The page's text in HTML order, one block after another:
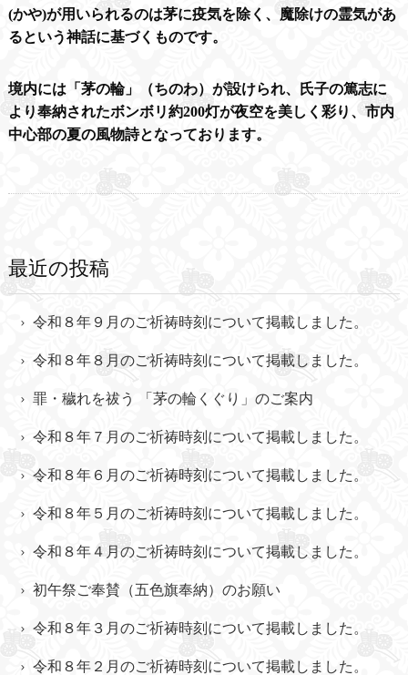
(かや)が用いられるのは茅に疫気を除く、魔除けの霊気があ
るという神話に基づくものです。
境内には「茅の輪」（ちのわ）が設けられ、氏子の篤志に
より奉納されたボンボリ約200灯が夜空を美しく彩り、市内
中心部の夏の風物詩となっております。
最近の投稿
令和８年９月のご祈祷時刻について掲載しました。
令和８年８月のご祈祷時刻について掲載しました。
罪・穢れを祓う 「茅の輪くぐり」のご案内
令和８年７月のご祈祷時刻について掲載しました。
令和８年６月のご祈祷時刻について掲載しました。
令和８年５月のご祈祷時刻について掲載しました。
令和８年４月のご祈祷時刻について掲載しました。
初午祭ご奉賛（五色旗奉納）のお願い
令和８年３月のご祈祷時刻について掲載しました。
令和８年２月のご祈祷時刻について掲載しました。